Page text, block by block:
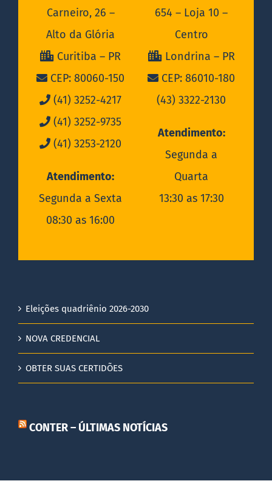
Carneiro, 26 –
Alto da Glória
Curitiba – PR
CEP: 80060-150
(41) 3252-4217
(41) 3252-9735
(41) 3253-2120
Atendimento:
Segunda a Sexta
08:30 as 16:00
654 – Loja 10 –
Centro
Londrina – PR
CEP: 86010-180
(43) 3322-2130
Atendimento:
Segunda a
Quarta
13:30 as 17:30
Eleições quadriênio 2026-2030
NOVA CREDENCIAL
OBTER SUAS CERTIDÕES
CONTER – ÚLTIMAS NOTÍCIAS